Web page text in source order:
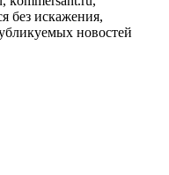
без искажения,
новостей